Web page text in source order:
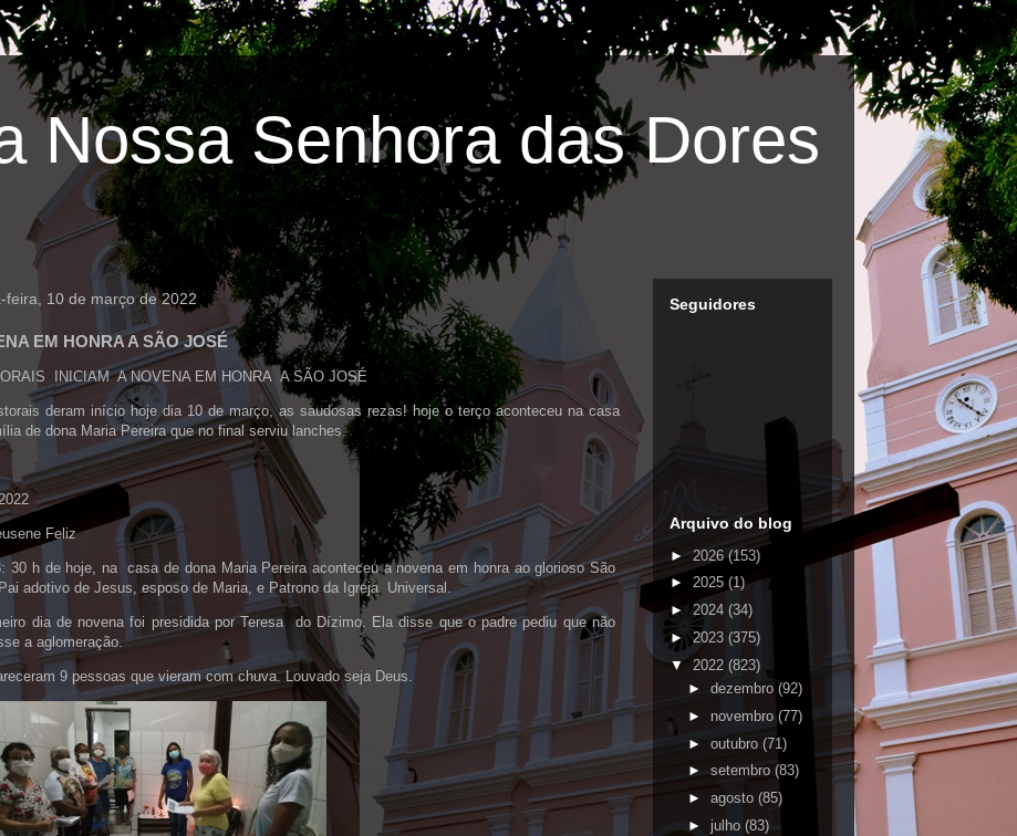
Senhora das Dores
feira, 10 de março de 2022
EM HONRA A SÃO JOSÉ
INICIAM A NOVENA EM HONRA A SÃO JOSÉ
deram início hoje dia 10 de março, as saudosas rezas! hoje o terço aconteceu na casa
de dona Maria Pereira que no final serviu lanches.
Feliz
30 h de hoje, na casa de dona Maria Pereira aconteceu a novena em honra ao glorioso São
adotivo de Jesus, esposo de Maria, e Patrono da Igreja Universal.
dia de novena foi presidida por Teresa do Dízimo. Ela disse que o padre pediu que não
a aglomeração.
9 pessoas que vieram com chuva. Louvado seja Deus.
Seguidores
Arquivo do blog
►2026(153)
► 2025 (1)
► 2024 (34)
►2023 (375)
▼ 2022 (823)
► dezembro (92)
► novembro (77)
► outubro (71)
► setembro (83)
► agosto (85)
► julho (83)